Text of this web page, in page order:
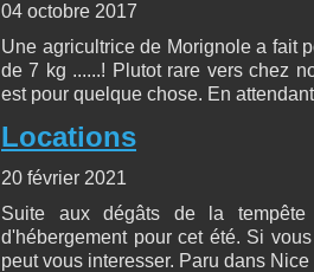
04 octobre 2017
Une agricultrice de Morignole a fait
de 7 kg ......! Plutot rare vers chez
est pour quelque chose. En
Locations
20 février 2021
Suite aux dégâts de la
d'hébergement pour cet été. Si
peut vous interesser. Paru dans